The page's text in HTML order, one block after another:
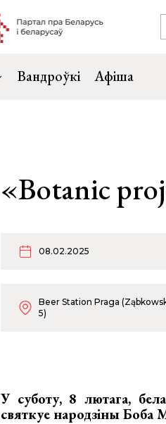
Вандроўкі Афіша
«Botanic
08.02.2025
Beer Station Praga
5)
У суботу, 8 лютага,
святкуе народзіны Боба